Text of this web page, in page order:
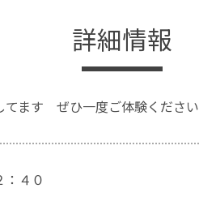
詳細情報
てます ぜひ一度ご体験ください
４０